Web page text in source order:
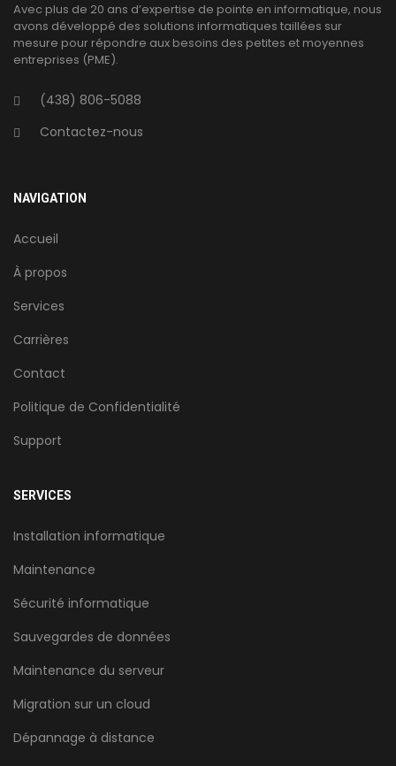
Avec plus de 20 ans d’expertise de pointe en informatique, nous
avons développé des solutions informatiques taillées sur
mesure pour répondre aux besoins des petites et moyennes
entreprises (PME).
(438) 806-5088
Contactez-nous
NAVIGATION
Accueil
À propos
Services
Carrières
Contact
Politique de Confidentialité
Support
SERVICES
Installation informatique
Maintenance
Sécurité informatique
Sauvegardes de données
Maintenance du serveur
Migration sur un cloud
Dépannage à distance